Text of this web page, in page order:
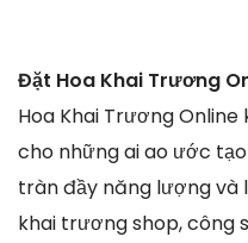
Đặt Hoa Khai Trương
Hoa Khai Trương
cho những ai ao ước
tràn đầy năng lượng
khai trương shop, công